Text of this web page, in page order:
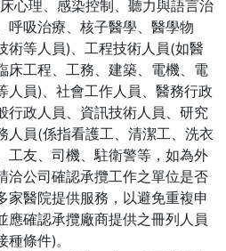
心理、感染控制、聽力與語言治
呼吸治療、核子醫學、醫學物
術等人員)、工程技術人員(如醫
床工程、工務、建築、電機、電
人員)、社會工作人員、醫務行政
行政人員、資訊技術人員、研究
人員(係指看護工、清潔工、洗衣
工友、司機、駐衛警等，如為外
洽公司確認承攬工作之單位是否
家醫院提供服務，以避免重複申
應確認承攬廠商提供之冊列人員
條件)。